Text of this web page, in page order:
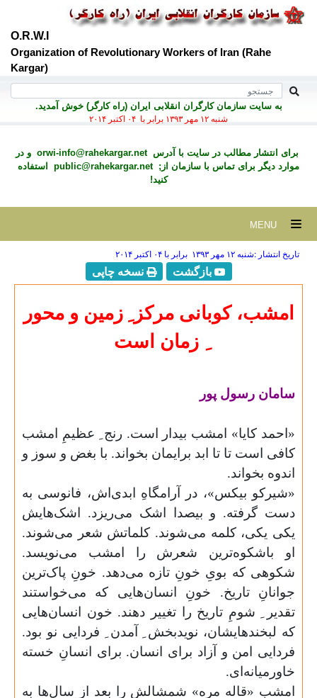
O.R.W.I
Organization of Revolutionary Workers of Iran (Rahe
Kargar)
به سايت سازمان کارگران انقلابی ايران (راه کارگر) خوش آمديد.
شنبه ۱۲ مهر ۱۳۹۳ برابر با ۰۴ اکتبر ۲۰۱۴
برای انتشار مطالب در سايت با آدرسorwi-info@rahekargar.net و در
موارد ديگر برای تماس با سازمان از;public@rahekargar.net
استفاده
کنید!
تاریخ انتشار :شنبه ۱۲ مهر ۱۳۹۳ برابر با ۰۴ اکتبر ۲۰۱۴
بازگشت نسخه چاپی
امشب، کوبانی مرکز ِ زمین و محور
ِ زمان است
سامان رسول پور
«احمد کایا» امشب بیدار است. رنج ِ عظیمِ امشب
کافی است تا تا ابد برایمان بخواند. با بغض و سوز و
اندوه بخواند.
«شیرکو بیکس»، در آرامگاهِ ابدی‌اش، فانوسی به
دست گرفته. و بیصدا اشک می‌ریزد. اشک‌هایش
یکی یکی، کلمه می‌شوند. کلماتش شعر می‌شوند.
او باشکوه‌ترین شعرش را امشب می‌نویسد.
شکوهی که بویِ خونِ تازه می‌دهد. خونِ پاک‌ترین
جوانانِ تاریخ. خونِ انسان‌هایی که می‌خواستند
تقدیر ِ شومِ تاریخ را تغییر دهند. خون انسان‌هایی
که لبخند‌هایشان، نویدبخش ِ آمدن ِ فردایی نو بود.
فردایی امن و آزاد برای انسان. برای انسانِ خسته
خاورمیانه‌ای.
امشب «قاله مره» شمشالش را بعد از سال‌ها به